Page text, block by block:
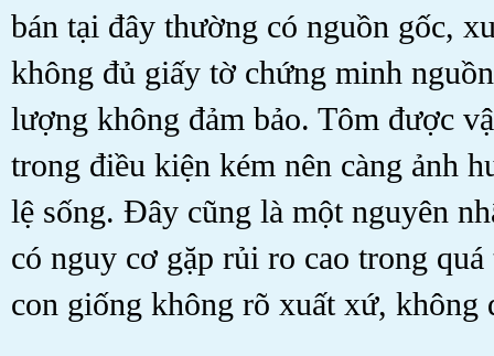
bán tại đây thường có nguồn gốc,
không đủ giấy tờ chứng minh
lượng không đảm bảo. Tôm được
trong điều kiện kém nên càng ảnh
lệ sống. Đây cũng là một nguyên
có nguy cơ gặp rủi ro cao trong
con giống không rõ xuất xứ, không